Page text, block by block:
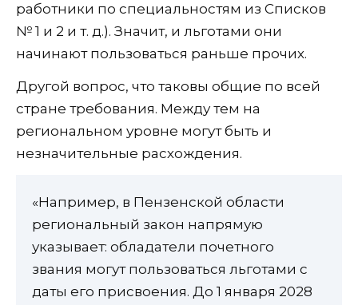
работники по специальностям из Списков
№ 1 и 2 и т. д.). Значит, и льготами они
начинают пользоваться раньше прочих.
Другой вопрос, что таковы общие по всей
стране требования. Между тем на
региональном уровне могут быть и
незначительные расхождения.
«Например, в Пензенской области
региональный закон напрямую
указывает: обладатели почетного
звания могут пользоваться льготами с
даты его присвоения. До 1 января 2028